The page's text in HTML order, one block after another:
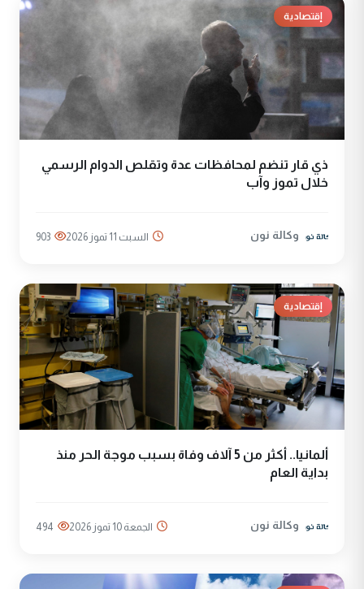
إقتصادية
ذي قار تنضم لمحافظات عدة وتقلص الدوام الرسمي
خلال تموز وآب
وكالة نون السبت 11 تموز 2026 903
إقتصادية
ألمانيا.. أكثر من 5 آلاف وفاة بسبب موجة الحر منذ
بداية العام
وكالة نون الجمعة 10 تموز 2026 494